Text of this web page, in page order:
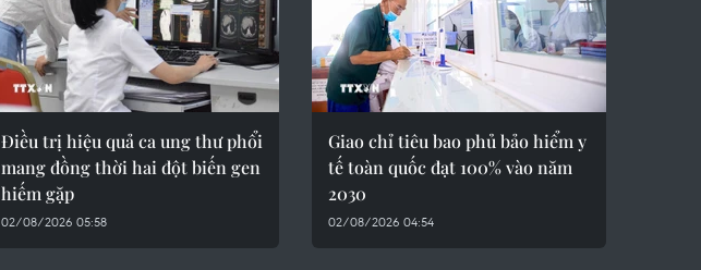
Điều trị hiệu quả ca ung thư phổi
mang đồng thời hai đột biến gen
hiếm gặp
02/08/2026 05:58
Giao chỉ tiêu bao phủ bảo hiểm y
tế toàn quốc đạt 100% vào năm
2030
02/08/2026 04:54